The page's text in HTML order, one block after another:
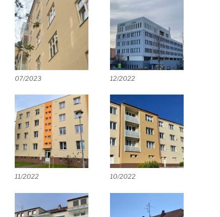
07/2023 12/2022
11/2022 10/2022